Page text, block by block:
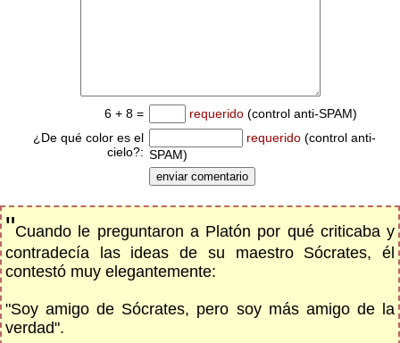
6 + 8 = requerido (control anti-SPAM)
¿De qué color es el
cielo?:
requerido (control anti-
SPAM)
"Cuando le preguntaron a Platón por qué criticaba y
contradecía las ideas de su maestro Sócrates, él
contestó muy elegantemente:
"Soy amigo de Sócrates, pero soy más amigo de la
verdad".